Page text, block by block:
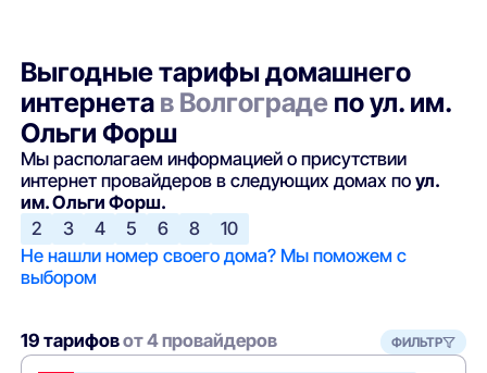
Выгодные тарифы домашнего
интернета в Волгограде по ул. им.
Ольги Форш
Мы располагаем информацией о присутствии
интернет провайдеров в следующих домах поул.
им. Ольги Форш.
2
3 4 5 6 8
10
Не нашли номер своего дома? Мы поможем с
выбором
19 тарифовот 4 провайдеров ФИЛЬТР